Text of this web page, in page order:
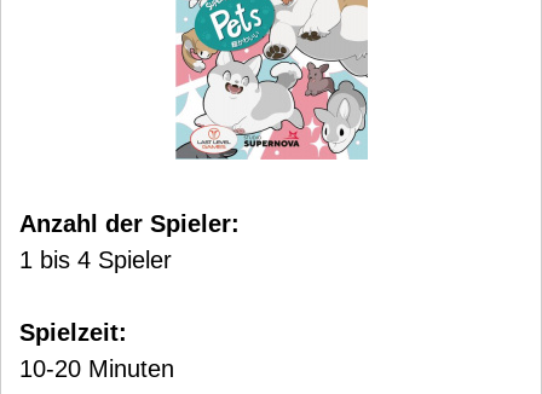
Anzahl der Spieler:
1 bis 4 Spieler
Spielzeit:
10-20 Minuten